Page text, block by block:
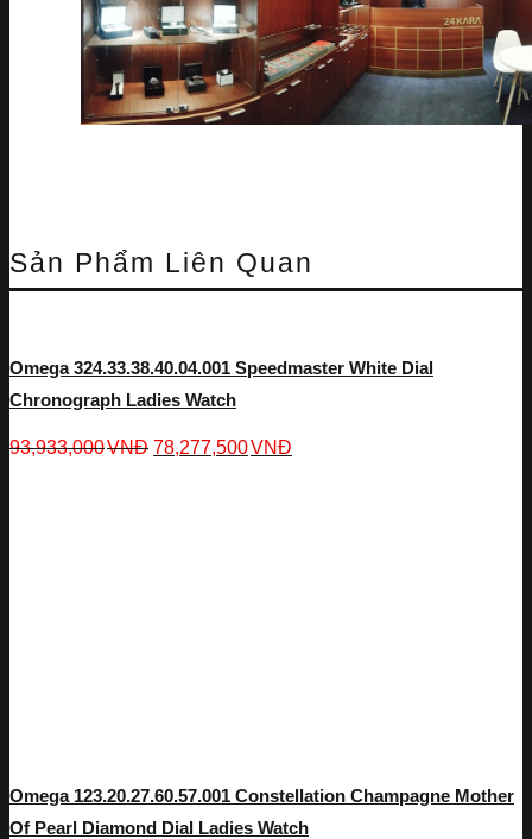
Sản Phẩm Liên Quan
Omega 324.33.38.40.04.001 Speedmaster White Dial
Chronograph Ladies Watch
93,933,000VNĐ 78,277,500VNĐ
Omega 123.20.27.60.57.001 Constellation Champagne Mother
Of Pearl Diamond Dial Ladies Watch